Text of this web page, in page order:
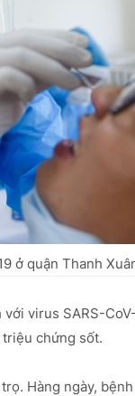
ở quận Thanh
virus SARS-
chứng sốt.
Hàng ngày,